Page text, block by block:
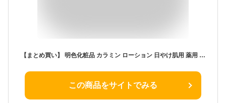
【まとめ買い】 明色化粧品 カラミン ローション 日やけ肌用 薬用 化粧水 155ml 日焼け アフターローション (3)
この商品をサイトでみる